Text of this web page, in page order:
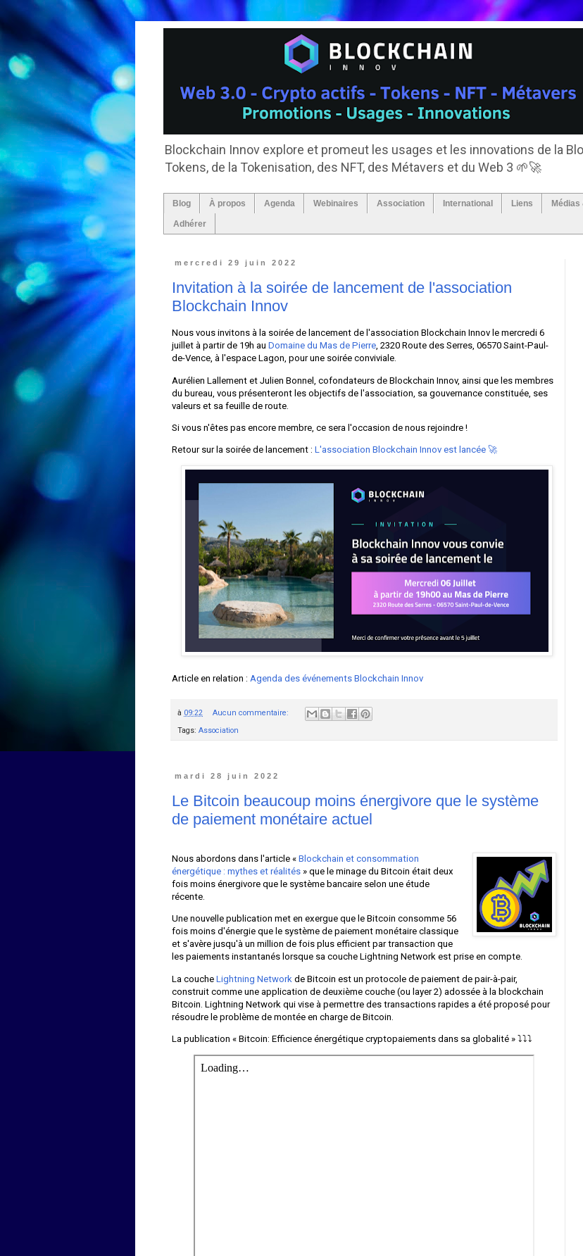
Blockchain Innov explore et promeut les usages et les innovations de la
Tokens, de la Tokenisation, des NFT, des Métavers et du Web 3 🌱🚀
Blog À propos Agenda Webinaires Association International Liens Médias
Adhérer
mercredi 29 juin 2022
Invitation à la soirée de lancement de l'association
Blockchain Innov
Nous vous invitons à la soirée de lancement de l'association Blockchain Innov le mercredi 6
juillet à partir de 19h au Domaine du Mas de Pierre, 2320 Route des Serres, 06570 Saint-Paul-
de-Vence, à l'espace Lagon, pour une soirée conviviale.
Aurélien Lallement et Julien Bonnel, cofondateurs de Blockchain Innov, ainsi que les membres
du bureau, vous présenteront les objectifs de l'association, sa gouvernance constituée, ses
valeurs et sa feuille de route.
Si vous n'êtes pas encore membre, ce sera l'occasion de nous rejoindre !
Retour sur la soirée de lancement : L'association Blockchain Innov est lancée 🚀
Article en relation : Agenda des événements Blockchain Innov
à 09:22
Aucun commentaire:
Tags: Association
mardi 28 juin 2022
Le Bitcoin beaucoup moins énergivore que le système
de paiement monétaire actuel
Nous abordons dans l'article « Blockchain et consommation
énergétique : mythes et réalités » que le minage du Bitcoin était deux
fois moins énergivore que le système bancaire selon une étude
récente.
Une nouvelle publication met en exergue que le Bitcoin consomme 56
fois moins d'énergie que le système de paiement monétaire classique
et s'avère jusqu'à un million de fois plus efficient par transaction que
les paiements instantanés lorsque sa couche Lightning Network est prise en compte.
La couche Lightning Network de Bitcoin est un protocole de paiement de pair-à-pair,
construit comme une application de deuxième couche (ou layer 2) adossée à la blockchain
Bitcoin. Lightning Network qui vise à permettre des transactions rapides a été proposé pour
résoudre le problème de montée en charge de Bitcoin.
La publication « Bitcoin: Efficience énergétique cryptopaiements dans sa globalité » ⤵️⤵️⤵️